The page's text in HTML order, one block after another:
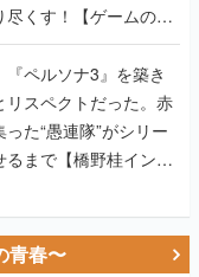
くす！【ゲームの企
『ペルソナ3』を築き
リスペクトだった。赤
た“愚連隊”がシリー
るまで【橋野桂インタ
青春〜